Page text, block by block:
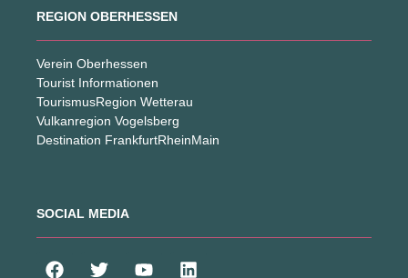
REGION OBERHESSEN
Verein Oberhessen
Tourist Informationen
TourismusRegion Wetterau
Vulkanregion Vogelsberg
Destination FrankfurtRheinMain
SOCIAL MEDIA